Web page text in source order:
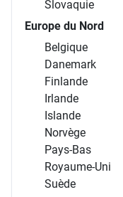
Slovaquie
Europe du Nord
Belgique
Danemark
Finlande
Irlande
Islande
Norvège
Pays-Bas
Royaume-Uni
Suède